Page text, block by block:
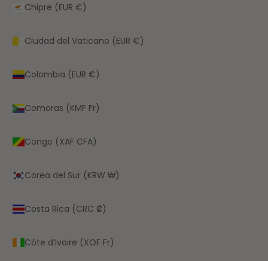
Chipre (EUR €)
Ciudad del Vaticano (EUR €)
Colombia (EUR €)
Comoras (KMF Fr)
Congo (XAF CFA)
Corea del Sur (KRW ₩)
Costa Rica (CRC ₡)
Côte d’Ivoire (XOF Fr)